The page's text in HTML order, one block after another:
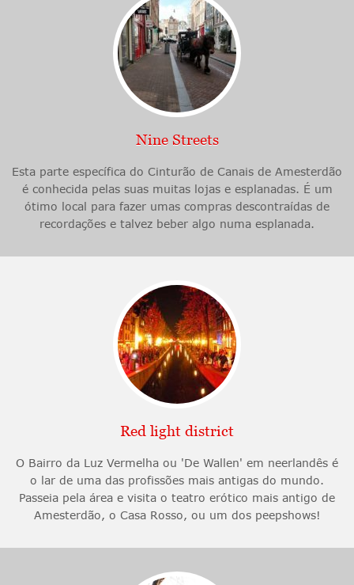
Nine Streets
Esta parte específica do Cinturão de Canais de Amesterdão
é conhecida pelas suas muitas lojas e esplanadas. É um
ótimo local para fazer umas compras descontraídas de
recordações e talvez beber algo numa esplanada.
Red light district
O Bairro da Luz Vermelha ou 'De Wallen' em neerlandês é
o lar de uma das profissões mais antigas do mundo.
Passeia pela área e visita o teatro erótico mais antigo de
Amesterdão, o Casa Rosso, ou um dos peepshows!